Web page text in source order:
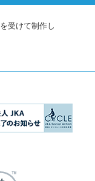
を受けて制作し